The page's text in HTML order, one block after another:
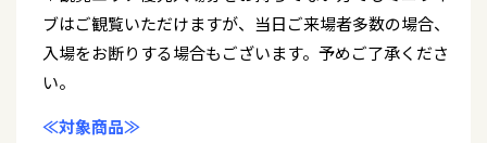
ブはご観覧いただけますが、当日ご来場者多数の場合、
入場をお断りする場合もございます。予めご了承くださ
い。
≪対象商品≫